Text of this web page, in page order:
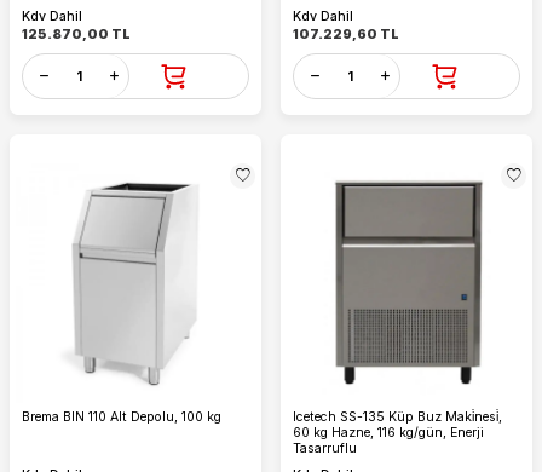
Kdv Dahil
125.870,00 TL
Kdv Dahil
107.229,60 TL
Brema BIN 110 Alt Depolu, 100 kg
Icetech SS-135 Küp Buz Maki̇nesi̇,
60 kg Hazne, 116 kg/gün, Enerji
Tasarruflu